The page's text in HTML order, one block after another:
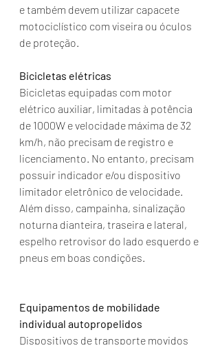
e também devem utilizar capacete
motociclístico com viseira ou óculos
de proteção.
Bicicletas elétricas
Bicicletas equipadas com motor
elétrico auxiliar, limitadas à potência
de 1000W e velocidade máxima de 32
km/h, não precisam de registro e
licenciamento. No entanto, precisam
possuir indicador e/ou dispositivo
limitador eletrônico de velocidade.
Além disso, campainha, sinalização
noturna dianteira, traseira e lateral,
espelho retrovisor do lado esquerdo e
pneus em boas condições.
Equipamentos de mobilidade
individual autopropelidos
Dispositivos de transporte movidos